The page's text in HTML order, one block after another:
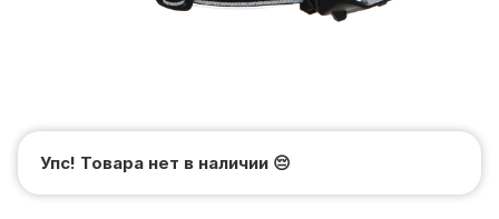
Упс! Товара нет в наличии 😔